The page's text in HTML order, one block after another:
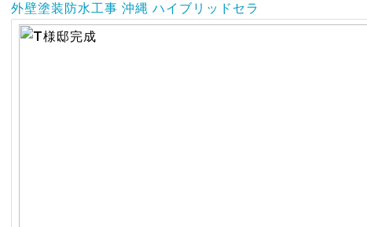
外壁塗装 防水工事 沖縄 ハイブリッドセラ